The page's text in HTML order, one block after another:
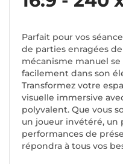
Parfait pour vos
de parties enragées
mécanisme manuel
facilement dans son
Transformez votre
visuelle immersive
polyvalent. Que vous
un joueur invétéré, un
performances de
répondra à tous vos